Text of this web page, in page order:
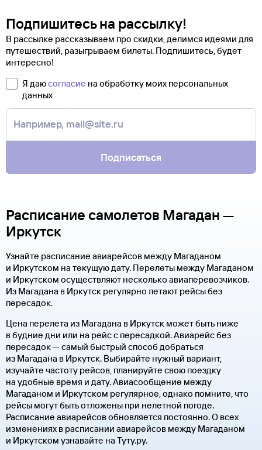
Подпишитесь на рассылку!
В рассылке рассказываем про скидки, делимся идеями для
путешествий, разыгрываем билеты. Подпишитесь, будет
интересно!
Я даюсогласие на обработку моих персональных
данных
Подписаться
Расписание самолетов Магадан —
Иркутск
Узнайте расписание авиарейсов между Магаданом
и Иркутском на текущую дату. Перелеты между Магаданом
и Иркутском осуществляют несколько авиаперевозчиков.
Из Магадана в Иркутск регулярно летают рейсы без
пересадок.
Цена перелета из Магадана в Иркутск может быть ниже
в будние дни или на рейс с пересадкой. Авиарейс без
пересадок — самый быстрый способ добраться
из Магадана в Иркутск. Выбирайте нужный вариант,
изучайте частоту рейсов, планируйте свою поездку
на удобные время и дату. Авиасообщение между
Магаданом и Иркутском регулярное, однако помните, что
рейсы могут быть отложены при нелетной погоде.
Расписание авиарейсов обновляется постоянно. О всех
изменениях в расписании авиарейсов между Магаданом
и Иркутском узнавайте на Туту.ру.